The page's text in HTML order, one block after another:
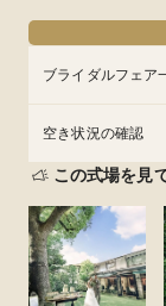
ブライダルフェア
空き状況の確認
この式場を見